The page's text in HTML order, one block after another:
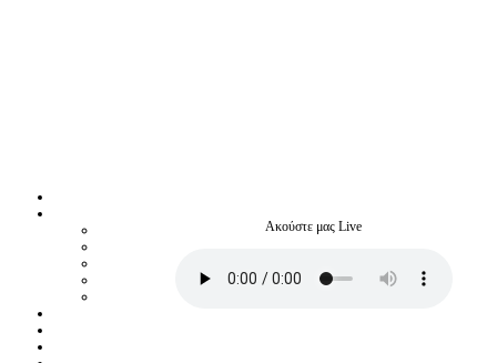
Ακούστε μας Live